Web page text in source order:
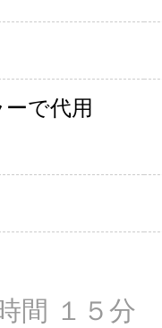
で代用
間 １５分